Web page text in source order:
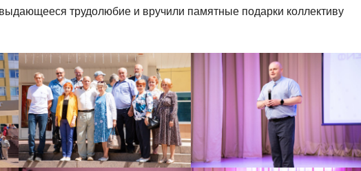
трудолюбие и вручили памятные подарки коллективу